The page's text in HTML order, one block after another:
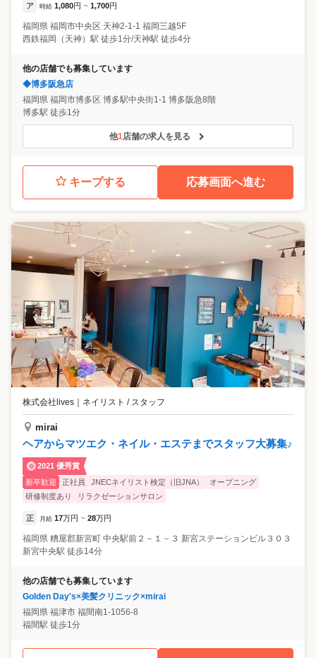
ア 時給 1,080円 ~ 1,700円
福岡県 福岡市中央区 天神2-1-1 福岡三越5F
西鉄福岡（天神）駅 徒歩1分/天神駅 徒歩4分
他の店舗でも募集しています
◆博多阪急店
福岡県 福岡市博多区 博多駅中央街1-1 博多阪急8階
博多駅 徒歩1分
他1店舗の求人を見る
キープする 応募画面へ進む
株式会社lives ネイリスト / スタッフ
mirai
ヘアからマツエク・ネイル・エステまでスタッフ大募集♪
2021 優秀賞
新卒歓迎
正社員 JNECネイリスト検定（旧JNA）
オープニング
研修制度あり
リラクゼーションサロン
正 月給 17万円 ~ 28万円
福岡県 糟屋郡新宮町 中央駅前２－１－３ 新宮ステーションビル３０３
新宮中央駅 徒歩14分
他の店舗でも募集しています
Golden Day's×美髪クリニック×mirai
福岡県 福津市 福間南1-1056-8
福間駅 徒歩1分